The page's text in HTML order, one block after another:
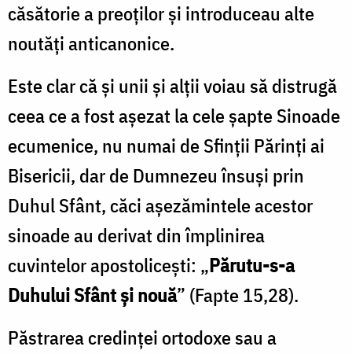
căsătorie a preoţilor şi introduceau alte
noutăţi anticanonice.
Este clar că şi unii şi alţii voiau să distrugă
ceea ce a fost aşezat la cele şapte Sinoade
ecumenice, nu numai de Sfinţii Părinţi ai
Bisericii, dar de Dumnezeu însuşi prin
Duhul Sfânt, căci aşezămintele acestor
sinoade au derivat din împlinirea
cuvintelor apostoliceşti: „Părutu-s-a
Duhului Sfânt şi nouă” (Fapte 15,28).
Păstrarea credinţei ortodoxe sau a